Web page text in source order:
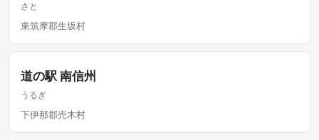
さと
東筑摩郡生坂村
道の駅 南信州
うるぎ
下伊那郡売木村